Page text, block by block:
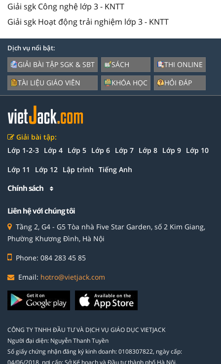
Giải sgk Công nghệ lớp 3 - KNTT
Giải sgk Hoạt động trải nghiệm lớp 3 - KNTT
Dịch vụ nổi bật:
GIẢI BÀI TẬP SGK & SBT
TÀI LIỆU GIÁO VIÊN
SÁCH
KHÓA HỌC
THI ONLINE
HỎI ĐÁP
Giải bài tập:
Lớp 1-2-3 Lớp 4 Lớp 5 Lớp 6 Lớp 7 Lớp 8 Lớp 9 Lớp 10
Lớp 11 Lớp 12 Lập trình Tiếng Anh
Chính sách
Liên hệ với chúng tôi
Tầng 2, G4 - G5 Tòa nhà Five Star Garden, số 2 Kim Giang,
Phường Khương Đình, Hà Nội
Phone: 084 283 45 85
Email: hotro@vietjack.com
CÔNG TY TNHH ĐẦU TƯ VÀ DỊCH VỤ GIÁO DỤC VIETJACK
Người đại diện: Nguyễn Thanh Tuyền
Số giấy chứng nhận đăng ký kinh doanh: 0108307822, ngày cấp:
04/06/2018, nơi cấp: Sở Kế hoạch và Đầu tư thành phố Hà Nội.